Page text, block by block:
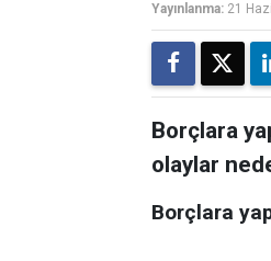
Yayınlanma: 21
Borçlara
olaylar
Borçlara